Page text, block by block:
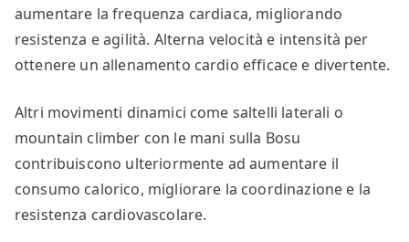
aumentare la frequenza cardiaca, migliorando
resistenza e agilità. Alterna velocità e intensità per
ottenere un allenamento cardio efficace e divertente.
Altri movimenti dinamici come saltelli laterali o
mountain climber con le mani sulla Bosu
contribuiscono ulteriormente ad aumentare il
consumo calorico, migliorare la coordinazione e la
resistenza cardiovascolare.